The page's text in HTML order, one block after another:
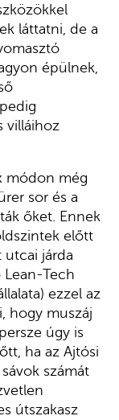
láttatni, de a
épülnek,
villáihoz
módon még
sor és a
őket. Ennek
előtt
utcai járda
Lean-Tech
ezzel az
hogy muszáj
úgy is
ha az Ajtósi
számát
útszakasz